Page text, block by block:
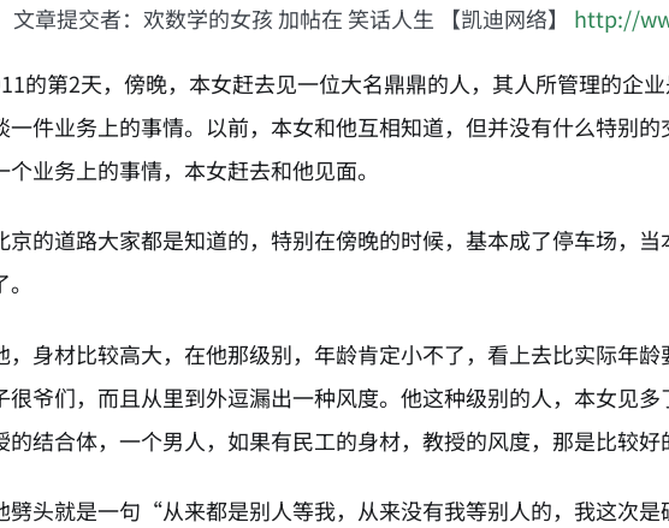
文章提交者：欢数学的女孩 加帖在 笑话人生 【凯迪网络】 http://
的第2天，傍晚，本女赶去见一位大名鼎鼎的人，其人所管理的企
一件业务上的事情。以前，本女和他互相知道，但并没有什么特别
个业务上的事情，本女赶去和他见面。
京的道路大家都是知道的，特别在傍晚的时候，基本成了停车场，
，身材比较高大，在他那级别，年龄肯定小不了，看上去比实际年
很爷们，而且从里到外逗漏出一种风度。他这种级别的人，本女见
的结合体，一个男人，如果有民工的身材，教授的风度，那是比较好
劈头就是一句“从来都是别人等我，从来没有我等别人的，我这次